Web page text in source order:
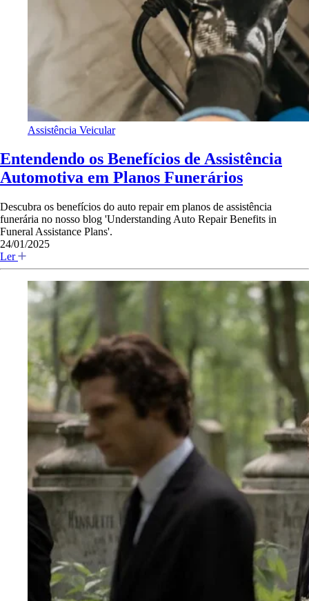
Assistência Veicular
Entendendo os Benefícios de Assistência
Automotiva em Planos Funerários
Descubra os benefícios do auto repair em planos de assistência
funerária no nosso blog 'Understanding Auto Repair Benefits in
Funeral Assistance Plans'.
24/01/2025
Ler